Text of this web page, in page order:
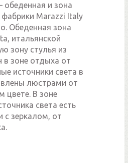
обеденная и зона
Marazzi Italy
Обеденная зона
итальянской
зону стулья из
в зоне отдыха от
источники света в
люстрами от
цвете. В зоне
света есть
с зеркалом, от